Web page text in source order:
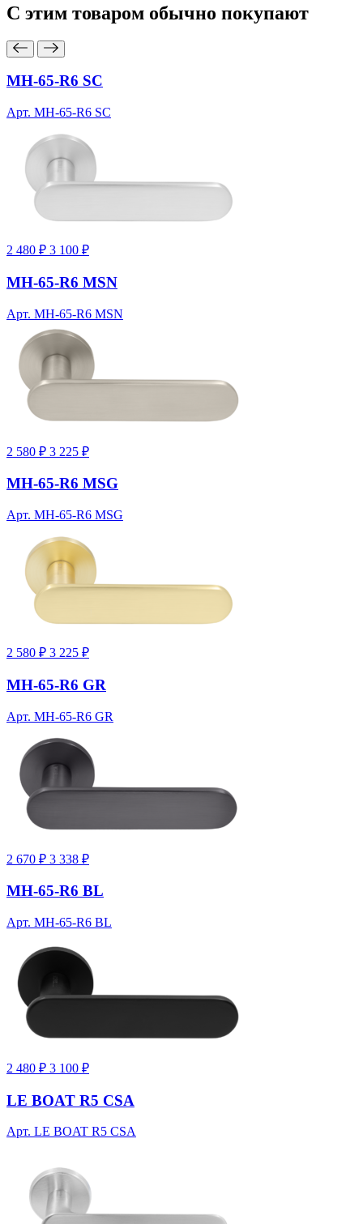
С этим товаром обычно покупают
MH-65-R6 SC
Арт. MH-65-R6 SC
2 480 ₽ 3 100 ₽
MH-65-R6 MSN
Арт. MH-65-R6 MSN
2 580 ₽ 3 225 ₽
MH-65-R6 MSG
Арт. MH-65-R6 MSG
2 580 ₽ 3 225 ₽
MH-65-R6 GR
Арт. MH-65-R6 GR
2 670 ₽ 3 338 ₽
MH-65-R6 BL
Арт. MH-65-R6 BL
2 480 ₽ 3 100 ₽
LE BOAT R5 CSA
Арт. LE BOAT R5 CSA